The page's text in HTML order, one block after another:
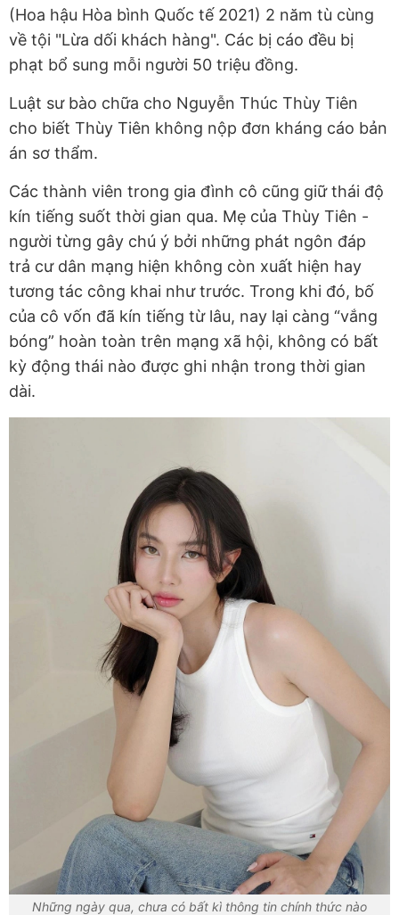
(Hoa hậu Hòa bình Quốc tế 2021) 2 năm tù cùng
về tội "Lừa dối khách hàng". Các bị cáo đều bị
phạt bổ sung mỗi người 50 triệu đồng.
Luật sư bào chữa cho Nguyễn Thúc Thùy Tiên
cho biết Thùy Tiên không nộp đơn kháng cáo bản
án sơ thẩm.
Các thành viên trong gia đình cô cũng giữ thái độ
kín tiếng suốt thời gian qua. Mẹ của Thùy Tiên -
người từng gây chú ý bởi những phát ngôn đáp
trả cư dân mạng hiện không còn xuất hiện hay
tương tác công khai như trước. Trong khi đó, bố
của cô vốn đã kín tiếng từ lâu, nay lại càng “vắng
bóng” hoàn toàn trên mạng xã hội, không có bất
kỳ động thái nào được ghi nhận trong thời gian
dài.
Những ngày qua, chưa có bất kì thông tin chính thức nào